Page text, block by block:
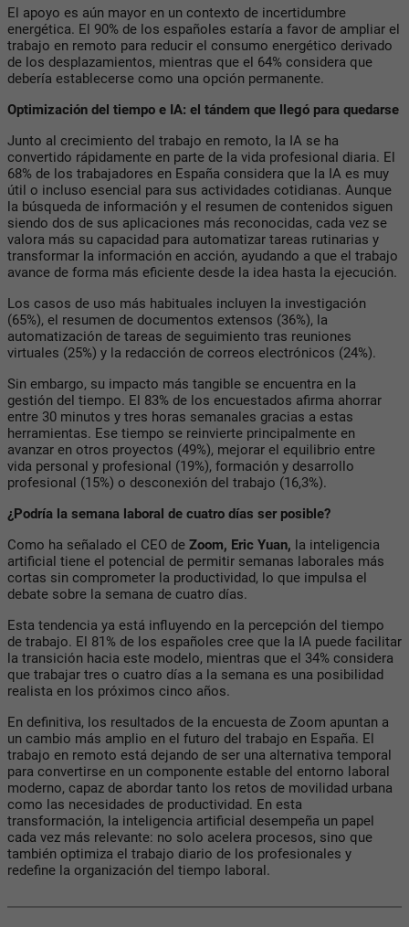
El apoyo es aún mayor en un contexto de incertidumbre
energética. El 90% de los españoles estaría a favor de ampliar el
trabajo en remoto para reducir el consumo energético derivado
de los desplazamientos, mientras que el 64% considera que
debería establecerse como una opción permanente.
Optimización del tiempo e IA: el tándem que llegó para quedarse
Junto al crecimiento del trabajo en remoto, la IA se ha
convertido rápidamente en parte de la vida profesional diaria. El
68% de los trabajadores en España considera que la IA es muy
útil o incluso esencial para sus actividades cotidianas. Aunque
la búsqueda de información y el resumen de contenidos siguen
siendo dos de sus aplicaciones más reconocidas, cada vez se
valora más su capacidad para automatizar tareas rutinarias y
transformar la información en acción, ayudando a que el trabajo
avance de forma más eficiente desde la idea hasta la ejecución.
Los casos de uso más habituales incluyen la investigación
(65%), el resumen de documentos extensos (36%), la
automatización de tareas de seguimiento tras reuniones
virtuales (25%) y la redacción de correos electrónicos (24%).
Sin embargo, su impacto más tangible se encuentra en la
gestión del tiempo. El 83% de los encuestados afirma ahorrar
entre 30 minutos y tres horas semanales gracias a estas
herramientas. Ese tiempo se reinvierte principalmente en
avanzar en otros proyectos (49%), mejorar el equilibrio entre
vida personal y profesional (19%), formación y desarrollo
profesional (15%) o desconexión del trabajo (16,3%).
¿Podría la semana laboral de cuatro días ser posible?
Como ha señalado el CEO de Zoom, Eric Yuan, la inteligencia
artificial tiene el potencial de permitir semanas laborales más
cortas sin comprometer la productividad, lo que impulsa el
debate sobre la semana de cuatro días.
Esta tendencia ya está influyendo en la percepción del tiempo
de trabajo. El 81% de los españoles cree que la IA puede facilitar
la transición hacia este modelo, mientras que el 34% considera
que trabajar tres o cuatro días a la semana es una posibilidad
realista en los próximos cinco años.
En definitiva, los resultados de la encuesta de Zoom apuntan a
un cambio más amplio en el futuro del trabajo en España. El
trabajo en remoto está dejando de ser una alternativa temporal
para convertirse en un componente estable del entorno laboral
moderno, capaz de abordar tanto los retos de movilidad urbana
como las necesidades de productividad. En esta
transformación, la inteligencia artificial desempeña un papel
cada vez más relevante: no solo acelera procesos, sino que
también optimiza el trabajo diario de los profesionales y
redefine la organización del tiempo laboral.